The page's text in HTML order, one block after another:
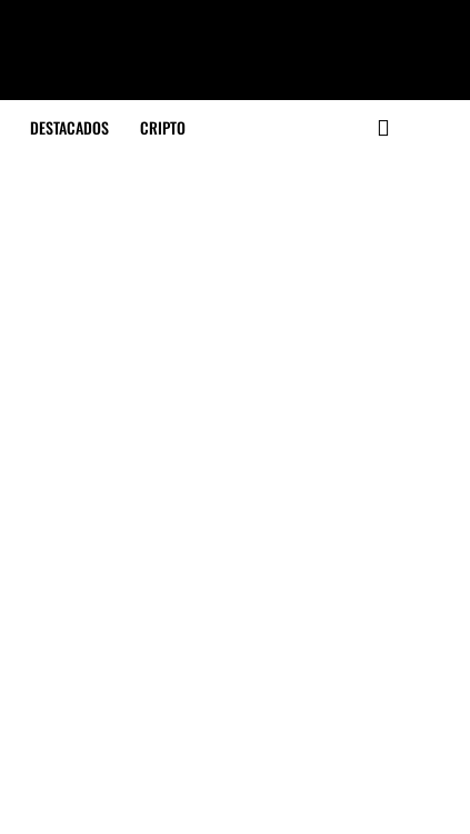
DESTACADOS CRIPTO